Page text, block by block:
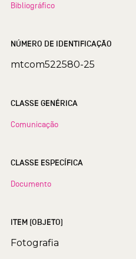
Bibliográfico
NÚMERO DE IDENTIFICAÇÃO
mtcom522580-25
CLASSE GENÉRICA
Comunicação
CLASSE ESPECÍFICA
Documento
ITEM (OBJETO)
Fotografia